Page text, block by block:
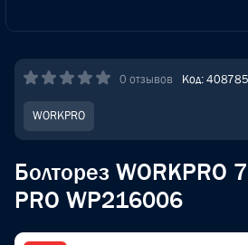
0 отзывов Код: 408785
WORKPRO
Болторез WORKPRO
PRO WP216006